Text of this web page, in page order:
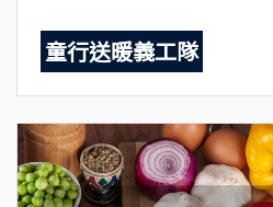
童行送暖義工隊